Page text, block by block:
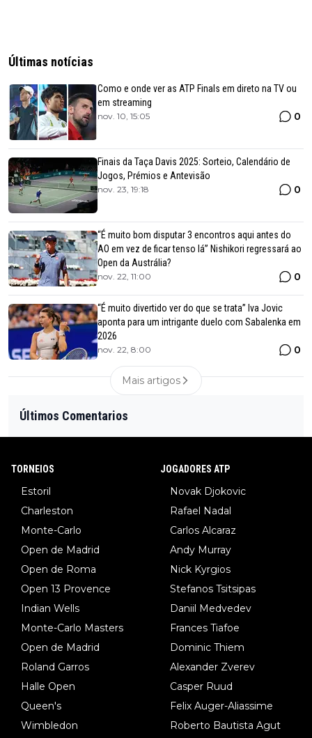
Últimas notícias
Como e onde ver as ATP Finals em direto na TV ou
em streaming
nov. 10, 15:05 0
Finais da Taça Davis 2025: Sorteio, Calendário de
Jogos, Prémios e Antevisão
nov. 23, 19:18 0
“É muito bom disputar 3 encontros aqui antes do
AO em vez de ficar tenso lá” Nishikori regressará ao
Open da Austrália?
nov. 22, 11:00 0
“É muito divertido ver do que se trata” Iva Jovic
aponta para um intrigante duelo com Sabalenka em
2026
nov. 22, 8:00 0
Mais artigos
Últimos Comentarios
TORNEIOS
Estoril
Charleston
Monte-Carlo
Open de Madrid
Open de Roma
Open 13 Provence
Indian Wells
Monte-Carlo Masters
Open de Madrid
Roland Garros
Halle Open
Queen's
Wimbledon
JOGADORES ATP
Novak Djokovic
Rafael Nadal
Carlos Alcaraz
Andy Murray
Nick Kyrgios
Stefanos Tsitsipas
Daniil Medvedev
Frances Tiafoe
Dominic Thiem
Alexander Zverev
Casper Ruud
Felix Auger-Aliassime
Roberto Bautista Agut